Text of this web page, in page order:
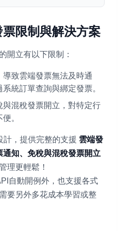
限制與解決方案
開立有以下限制：
致雲端發票無法及時通
統訂單查詢與綁定發票。
與混稅發票開立，對特定行
。
計，提供完整的支援 雲端發
通知、免稅與混稅發票開立
理更輕鬆！
自動開例外，也支援各式
要另外多花成本學習或整